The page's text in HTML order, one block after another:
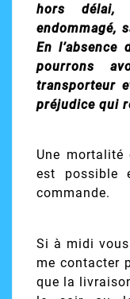
hors délai,
endommagé,
En l’absence
pourrons
transporteur
préjudice qui
Une
est possible
commande.
Si à midi
me contacter
que la